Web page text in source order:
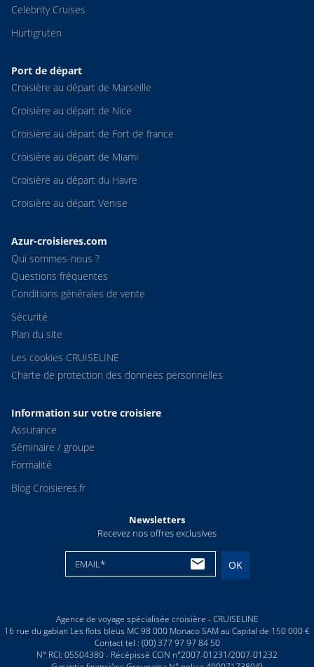
Celebrity Cruises
Hurtigruten
Port de départ
Croisière au départ de Marseille
Croisière au départ de Nice
Croisière au départ de Fort de france
Croisière au départ de Miami
Croisière au départ du Havre
Croisière au départ Venise
Azur-croisieres.com
Qui sommes-nous ?
Questions fréquentes
Conditions générales de vente
Sécurité
Plan du site
Les cookies CRUISELINE
Charte de protection des donnees personnelles
Information sur votre croisiere
Assurance
Séminaire / groupe
Formalité
Blog Croisieres.fr
Newsletters
Recevez nos offres exclusives
EMAIL* OK
Agence de voyage spécialisée croisière - CRUISELINE
16 rue du gabian Les flots bleus MC 98 000 Monaco SAM au Capital de 150 000 €
Contact tel : (00) 377 97 97 84 50
N° RCI: 05S04380 - Récépissé CCIN n°2007-01231/2007-01232